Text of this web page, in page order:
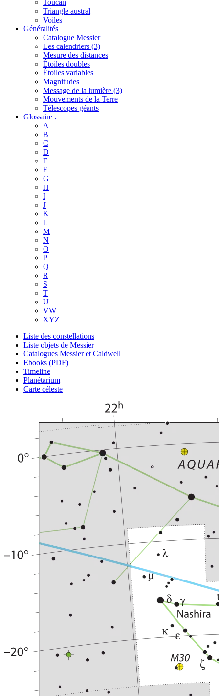
Toucan
Triangle austral
Voiles
Généralités
Catalogue Messier
Les calendriers (3)
Mesure des distances
Étoiles doubles
Étoiles variables
Magnitudes
Message de la lumière (3)
Mouvements de la Terre
Télescopes géants
Glossaire :
A
B
C
D
E
F
G
H
I
J
K
L
M
N
O
P
Q
R
S
T
U
VW
XYZ
Liste des constellations
Liste objets de Messier
Catalogues Messier et Caldwell
Ebooks (PDF)
Timeline
Planétarium
Carte céleste